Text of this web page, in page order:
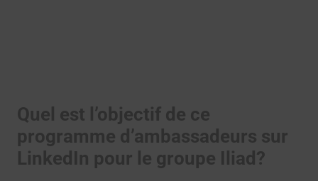
Quel est l’objectif de ce
programme d’ambassadeurs sur
LinkedIn pour le groupe Iliad?